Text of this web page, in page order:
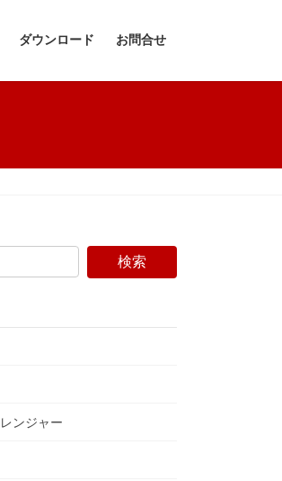
ダウンロード お問合せ
ンジャー